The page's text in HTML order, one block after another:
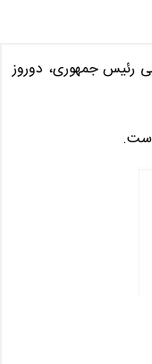
رئیس جمهوری، دوروز